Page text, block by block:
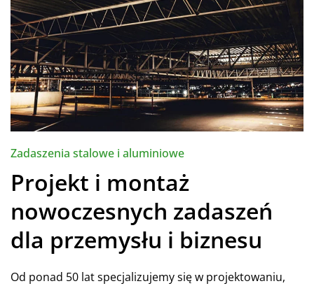
Zadaszenia stalowe i aluminiowe
Projekt i montaż
nowoczesnych zadaszeń
dla przemysłu i biznesu
Od ponad 50 lat specjalizujemy się w projektowaniu,